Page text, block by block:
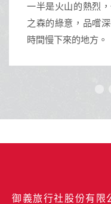
一半是火山的熱烈
之森的綠意，品嚐
時間慢下來的地方。
御義旅行社股份有限